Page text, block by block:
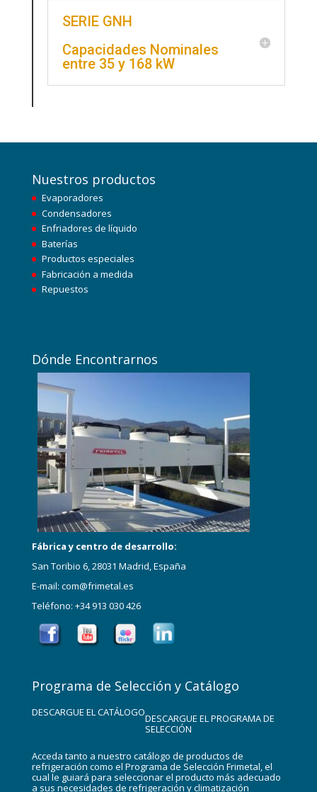
SERIE GNH
Capacidades Nominales
entre 35 y 168 kW
Nuestros productos
Evaporadores
Condensadores
Enfriadores de líquido
Baterías
Productos especiales
Fabricación a medida
Repuestos
Dónde Encontrarnos
Fábrica y centro de desarrollo:
San Toribio 6, 28031 Madrid, España
E-mail: com@frimetal.es
Teléfono: +34 913 030 426
Programa de Selección y Catálogo
DESCARGUE EL CATÁLOGODESCARGUE EL PROGRAMA DE
SELECCIÓN
Acceda tanto a nuestro catálogo de productos de
refrigeración como el Programa de Selección Frimetal, el
cual le guiará para seleccionar el producto más adecuado
a sus necesidades de refrigeración y climatización